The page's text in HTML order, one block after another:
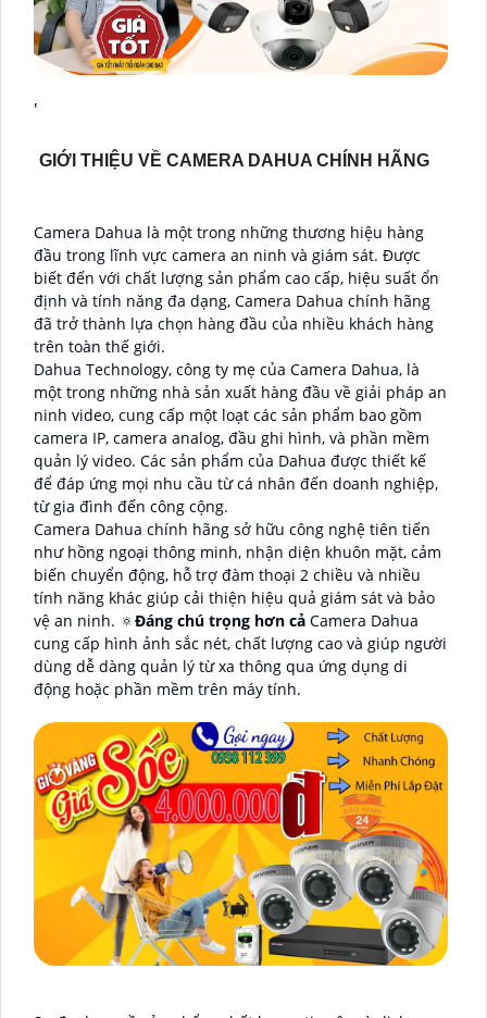
'
GIỚI THIỆU VỀ CAMERA DAHUA CHÍNH HÃNG
Camera Dahua là một trong những thương hiệu hàng
đầu trong lĩnh vực camera an ninh và giám sát. Được
biết đến với chất lượng sản phẩm cao cấp, hiệu suất ổn
định và tính năng đa dạng, Camera Dahua chính hãng
đã trở thành lựa chọn hàng đầu của nhiều khách hàng
trên toàn thế giới.
Dahua Technology, công ty mẹ của Camera Dahua, là
một trong những nhà sản xuất hàng đầu về giải pháp an
ninh video, cung cấp một loạt các sản phẩm bao gồm
camera IP, camera analog, đầu ghi hình, và phần mềm
quản lý video. Các sản phẩm của Dahua được thiết kế
để đáp ứng mọi nhu cầu từ cá nhân đến doanh nghiệp,
từ gia đình đến công cộng.
Camera Dahua chính hãng sở hữu công nghệ tiên tiến
như hồng ngoại thông minh, nhận diện khuôn mặt, cảm
biến chuyển động, hỗ trợ đàm thoại 2 chiều và nhiều
tính năng khác giúp cải thiện hiệu quả giám sát và bảo
vệ an ninh. 🔅Đáng chú trọng hơn cả Camera Dahua
cung cấp hình ảnh sắc nét, chất lượng cao và giúp người
dùng dễ dàng quản lý từ xa thông qua ứng dụng di
động hoặc phần mềm trên máy tính.